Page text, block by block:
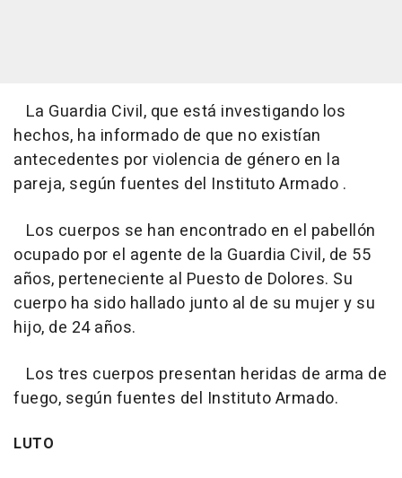
La Guardia Civil, que está investigando los
hechos, ha informado de que no existían
antecedentes por violencia de género en la
pareja, según fuentes del Instituto Armado .
Los cuerpos se han encontrado en el pabellón
ocupado por el agente de la Guardia Civil, de 55
años, perteneciente al Puesto de Dolores. Su
cuerpo ha sido hallado junto al de su mujer y su
hijo, de 24 años.
Los tres cuerpos presentan heridas de arma de
fuego, según fuentes del Instituto Armado.
LUTO